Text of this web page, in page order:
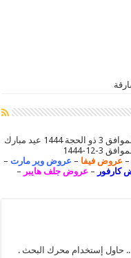
عروض المايا الشارقة الأسبوعية 21 يونيو 2023 الموافق 3 ذو الحجة 1444 عيد مبارك
– عروض فيفا – عروض وير مارت –
كارفور – عروض جلف هايبر –
.. حاول إستخدام محرك البحث .